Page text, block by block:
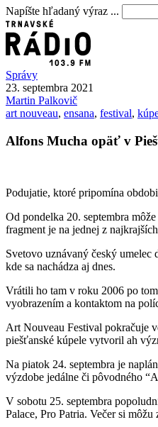
Napíšte hľadaný výraz ...
Správy
23. septembra 2021
Martin Palkovič
art nouveau, ensana, festival,
Alfons Mucha opäť v
Podujatie, ktoré pripomína
Od pondelka 20. septembra
fragment je na jednej z
Svetovo uznávaný český
kde sa nachádza aj dnes.
Vrátili ho tam v roku 2006 po
vyobrazením a kontaktom na
Art Nouveau Festival pokračuje
piešťanské kúpele vytvoril ah
Na piatok 24. septembra je
výzdobe jedálne či pôvodného
V sobotu 25. septembra
Palace, Pro Patria. Večer si